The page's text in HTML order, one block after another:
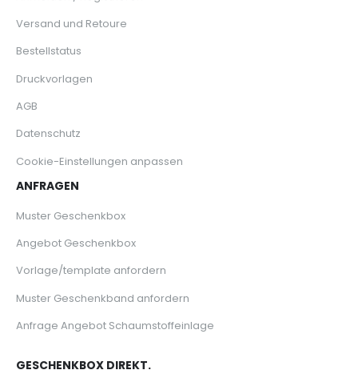
Versand und Retoure
Bestellstatus
Druckvorlagen
AGB
Datenschutz
Cookie-Einstellungen anpassen
ANFRAGEN
Muster Geschenkbox
Angebot Geschenkbox
Vorlage/template anfordern
Muster Geschenkband anfordern
Anfrage Angebot Schaumstoffeinlage
GESCHENKBOX DIREKT.